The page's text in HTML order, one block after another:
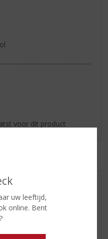
uw leeftijd,
online. Bent
voor dit product